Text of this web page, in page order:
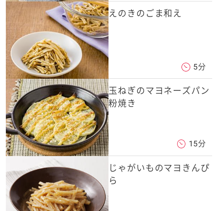
えのきのごま和え
5分
玉ねぎのマヨネーズパン
粉焼き
15分
じゃがいものマヨきんぴ
ら